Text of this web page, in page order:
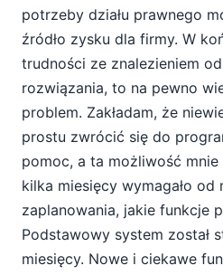
potrzeby działu prawnego
źródło zysku dla firmy. W
trudności ze znalezieniem
rozwiązania, to na pewno
problem. Zakładam, że
prostu zwrócić się do
pomoc, a ta możliwość mnie
kilka miesięcy wymagało od
zaplanowania, jakie funkcje
Podstawowy system został
miesięcy. Nowe i ciekawe